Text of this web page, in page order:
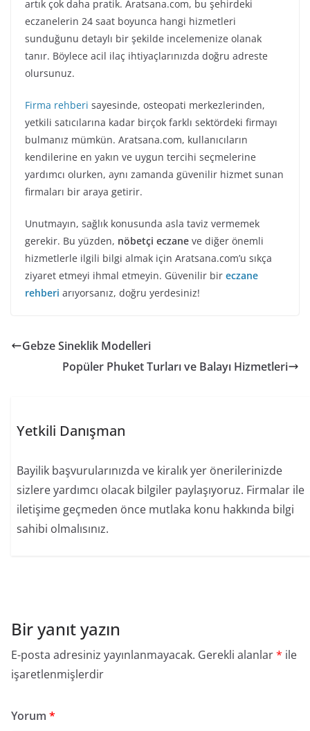
artık çok daha pratik. Aratsana.com, bu şehirdeki
eczanelerin 24 saat boyunca hangi hizmetleri
sunduğunu detaylı bir şekilde incelemenize olanak
tanır. Böylece acil ilaç ihtiyaçlarınızda doğru adreste
olursunuz.
Firma rehberi sayesinde, osteopati merkezlerinden,
yetkili satıcılarına kadar birçok farklı sektördeki firmayı
bulmanız mümkün. Aratsana.com, kullanıcıların
kendilerine en yakın ve uygun tercihi seçmelerine
yardımcı olurken, aynı zamanda güvenilir hizmet sunan
firmaları bir araya getirir.
Unutmayın, sağlık konusunda asla taviz vermemek
gerekir. Bu yüzden, nöbetçi eczane ve diğer önemli
hizmetlerle ilgili bilgi almak için Aratsana.com’u sıkça
ziyaret etmeyi ihmal etmeyin. Güvenilir bir eczane
rehberi arıyorsanız, doğru yerdesiniz!
Gebze Sineklik Modelleri
Popüler Phuket Turları ve Balayı Hizmetleri
Yetkili Danışman
Bayilik başvurularınızda ve kiralık yer önerilerinizde
sizlere yardımcı olacak bilgiler paylaşıyoruz. Firmalar ile
iletişime geçmeden önce mutlaka konu hakkında bilgi
sahibi olmalısınız.
Bir yanıt yazın
E-posta adresiniz yayınlanmayacak. Gerekli alanlar* ile
işaretlenmişlerdir
Yorum *